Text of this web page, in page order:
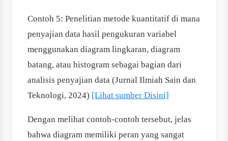
Contoh 5: Penelitian metode kuantitatif di mana
penyajian data hasil pengukuran variabel
menggunakan diagram lingkaran, diagram
batang, atau histogram sebagai bagian dari
analisis penyajian data (Jurnal Ilmiah Sain dan
Teknologi, 2024) [Lihat sumber Disini]
Dengan melihat contoh-contoh tersebut, jelas
bahwa diagram memiliki peran yang sangat